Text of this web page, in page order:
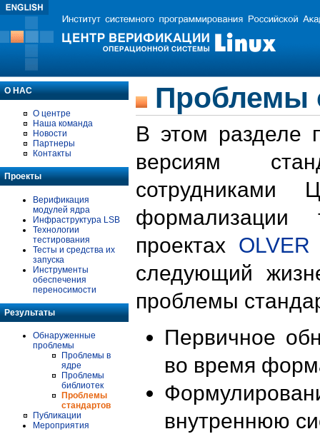
О НАС
О центре
Наша команда
Новости
Партнеры
Контакты
Проекты
Верификация
модулей ядра
Инфраструктура LSB
Технологии
тестирования
Тесты и средства их
запуска
Инструменты
обеспечения
переносимости
Результаты
Обнаруженные
проблемы
Проблемы в
ядре
Проблемы
библиотек
Проблемы
стандартов
Публикации
Мероприятия
Проблемы
В этом разделе
версиям
формализации
проектах OLVER
следующий
проблемы
Первичное
во время
внутреннюю